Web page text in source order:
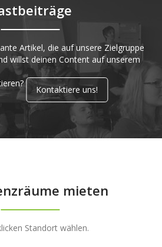
Artikel, die auf unsere Zielgruppe
willst deinen Content auf unserem
Kontaktiere uns!
mieten
Standort wählen.